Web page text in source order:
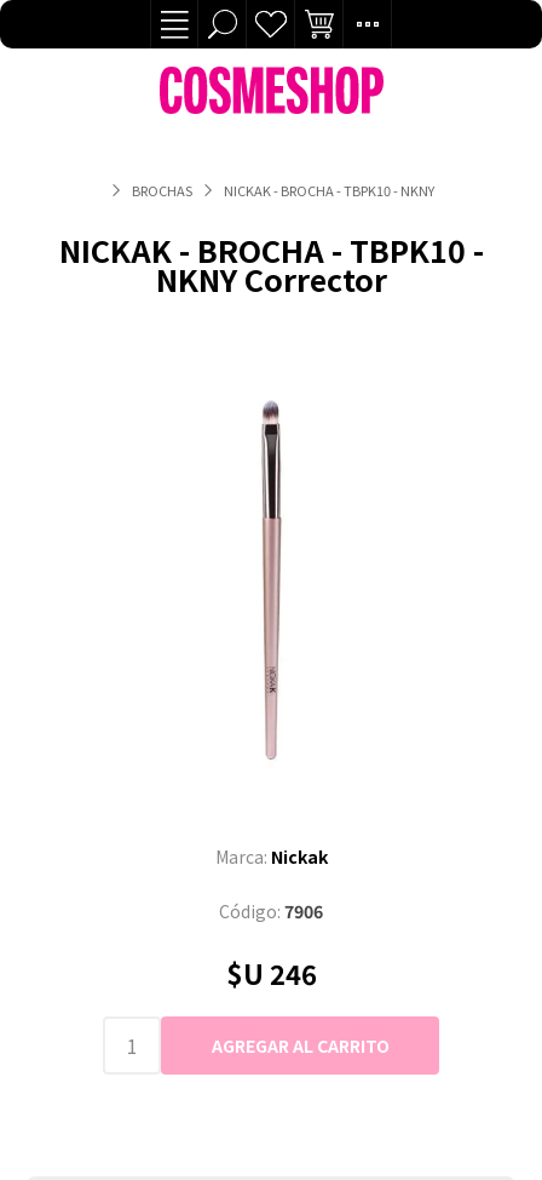
BROCHAS NICKAK - BROCHA - TBPK10 - NKNY CORRECTOR
NICKAK - BROCHA - TBPK10 -
NKNY Corrector
Marca: Nickak
Código: 7906
$U 246